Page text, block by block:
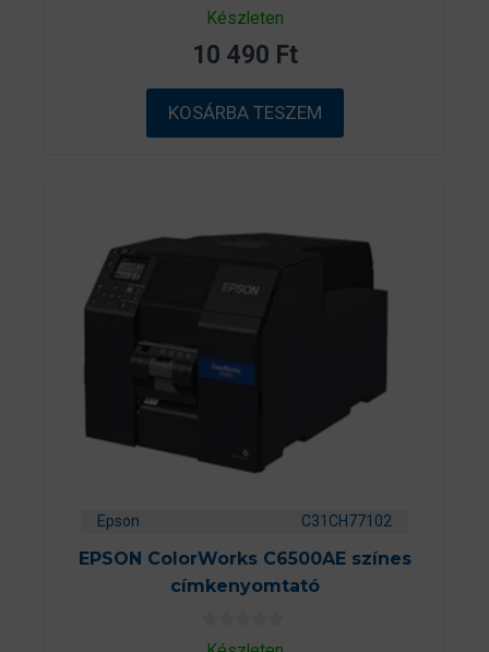
0
a
5
b
ő
l
Készleten
10 490 Ft
KOSÁRBA TESZEM
Epson C31CH77102
EPSON ColorWorks C6500AE színes
címkenyomtató
0